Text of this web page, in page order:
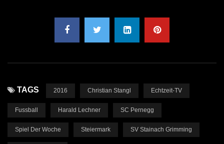
TAGS 2016 Christian Stangl Echtzeit-TV
Fussball Harald Lechner SC Pernegg
Spiel Der Woche Steiermark SV Stainach Grimming